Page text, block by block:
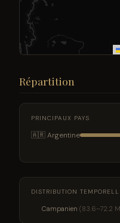
Répartition
PRINCIPAUX PAYS
🇦🇷 Argentine
DISTRIBUTION
Campanien (83.6–72.2